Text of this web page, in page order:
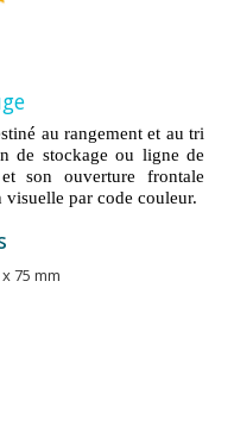
au rangement et au tri
de stockage ou ligne de
son ouverture frontale
par code couleur.
75 mm